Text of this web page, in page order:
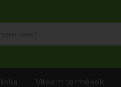
Vitexim termékek